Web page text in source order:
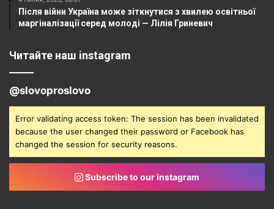
Після війни Україна може зіткнутися з хвилею освітньої
маргіналізації серед молоді — Лілія Гриневич
Читайте наш instagram
@slovoproslovo
Error validating access token: The session has been invalidated
because the user changed their password or Facebook has
changed the session for security reasons.
Subscribe to our instagram